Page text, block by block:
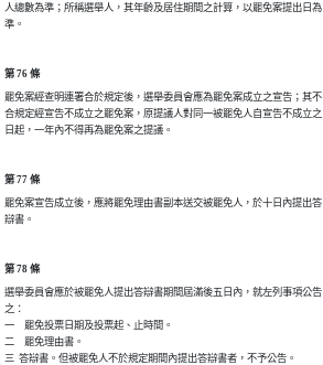
人總數為準；所稱選舉人，其年齡及居住期間之計算，以罷免案提出日為
第 76 條
罷免案經查明連署合於規定後，選舉委員會應為罷免案成立之宣告；其不
合規定經宣告不成立之罷免案，原提議人對同一被罷免人自宣告不成立之
日起，一年內不得再為罷免案之提議。
第 77 條
罷免案宣告成立後，應將罷免理由書副本送交被罷免人，於十日內提出答
第 78 條
選舉委員會應於被罷免人提出答辯書期間屆滿後五日內，就左列事項公告
之：
一　罷免投票日期及投票起、止時間。
二　罷免理由書。